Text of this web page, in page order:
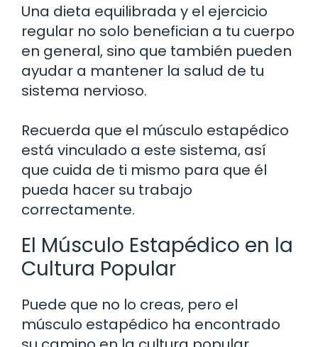
Una dieta equilibrada y el ejercicio
regular no solo benefician a tu cuerpo
en general, sino que también pueden
ayudar a mantener la salud de tu
sistema nervioso.
Recuerda que el músculo estapédico
está vinculado a este sistema, así
que cuida de ti mismo para que él
pueda hacer su trabajo
correctamente.
El Músculo Estapédico en la
Cultura Popular
Puede que no lo creas, pero el
músculo estapédico ha encontrado